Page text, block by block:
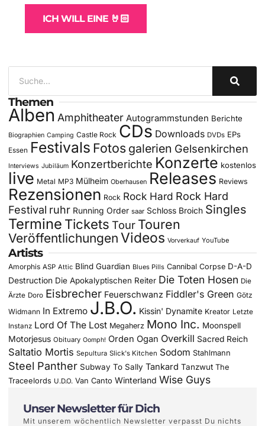
ICH WILL EINE 🤘🏻
Themen
Alben Amphitheater Autogrammstunden Berichte
Biographien Camping Castle Rock CDs Downloads DVDs EPs
Essen Festivals Fotos galerien Gelsenkirchen
Interviews Jubiläum Konzertberichte Konzerte kostenlos
live Metal MP3 Mülheim Oberhausen Releases Reviews
Rezensionen Rock Rock Hard Rock Hard
Festival ruhr Running Order saar Schloss Broich Singles
Termine Tickets Tour Touren
Veröffentlichungen Videos Vorverkauf YouTube
Artists
Amorphis ASP Attic Blind Guardian Blues Pills Cannibal Corpse D-A-D
Destruction Die Apokalyptischen Reiter Die Toten Hosen Die
Ärzte Doro Eisbrecher Feuerschwanz Fiddler's Green Götz
Widmann In Extremo J.B.O. Kissin' Dynamite Kreator Letzte
Instanz Lord Of The Lost Megaherz Mono Inc. Moonspell
Motorjesus Obituary Oomph! Orden Ogan Overkill Sacred Reich
Saltatio Mortis Sepultura Slick's Kitchen Sodom Stahlmann
Steel Panther Subway To Sally Tankard Tanzwut The
Traceelords U.D.O. Van Canto Winterland Wise Guys
Unser Newsletter für Dich
Mit unserem wöchentlich Newsletter verpasst Du nichts